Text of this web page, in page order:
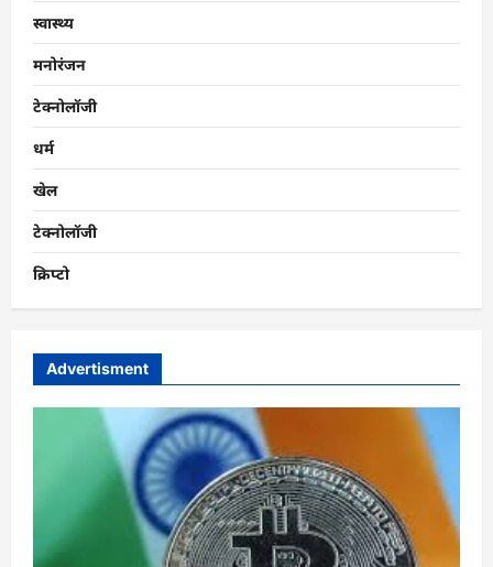
स्वास्थ्य
मनोरंजन
टेक्नोलॉजी
धर्म
खेल
टेक्नोलॉजी
क्रिप्टो
Advertisment